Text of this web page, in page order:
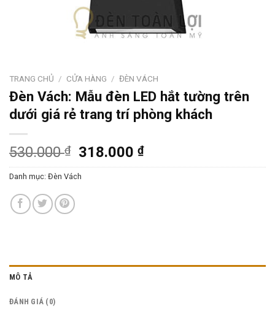
TRANG CHỦ / CỬA HÀNG / ĐÈN VÁCH
Đèn Vách: Mẫu đèn LED hắt tường trên
dưới giá rẻ trang trí phòng khách
530.000₫ 318.000₫
Danh mục: Đèn Vách
MÔ TẢ
ĐÁNH GIÁ (0)